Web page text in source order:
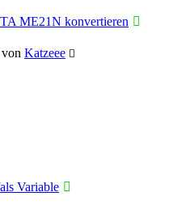
ME21N konvertieren
von Katzeee
Variable